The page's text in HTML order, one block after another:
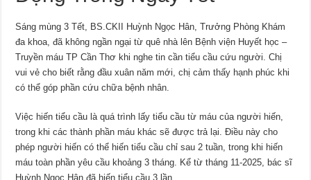
Sáng mùng 3 Tết, BS.CKII Huỳnh Ngọc Hân, Trưởng Phòng Khám
đa khoa, đã không ngần ngại từ quê nhà lên Bệnh viện Huyết học –
Truyền máu TP Cần Thơ khi nghe tin cần tiểu cầu cứu người. Chị
vui vẻ cho biết rằng đầu xuân năm mới, chị cảm thấy hạnh phúc khi
có thể góp phần cứu chữa bệnh nhân.
Việc hiến tiểu cầu là quá trình lấy tiểu cầu từ máu của người hiến,
trong khi các thành phần máu khác sẽ được trả lại. Điều này cho
phép người hiến có thể hiến tiểu cầu chỉ sau 2 tuần, trong khi hiến
máu toàn phần yêu cầu khoảng 3 tháng. Kể từ tháng 11-2025, bác sĩ
Huỳnh Ngọc Hân đã hiến tiểu cầu 3 lần.